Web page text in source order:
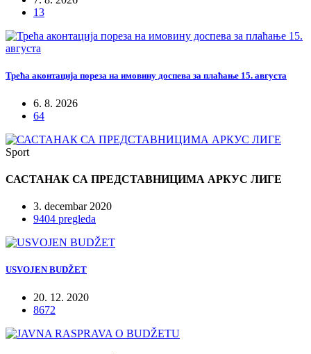
13
Трећа аконтација пореза на имовину доспева за плаћање 15. августа
6. 8. 2026
64
Sport
САСТАНАК СА ПРЕДСТАВНИЦИМА АРКУС ЛИГЕ
3. decembar 2020
9404 pregleda
USVOJEN BUDŽET
20. 12. 2020
8672